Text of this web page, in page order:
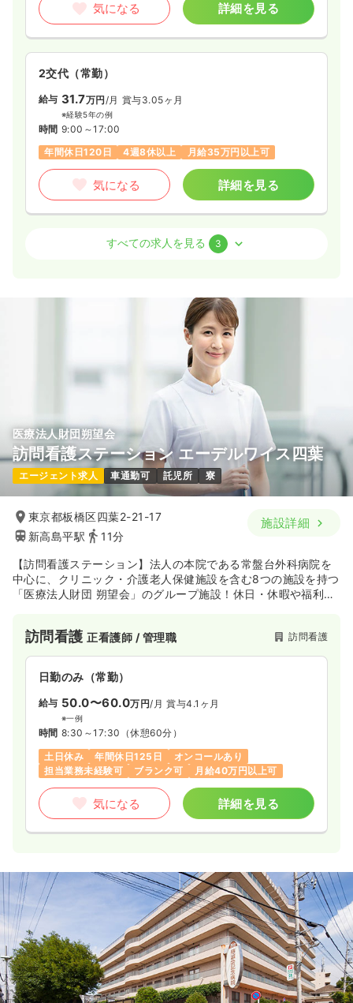
2交代（常勤） 一時募集休止
給与 28.4〜43.5
※一例
8:30～17:30
ブランク可
第二新卒可
気になる 詳細を見る
気になる 詳細を見る
2交代（常勤）
給与 31.7万円 /月 賞与3.05ヶ月
※経験5年の例
時間 9:00～17:00
年間休日120日
4週8休以上 月給35万円以上可
気になる 詳細を見る
オペ室(手術室)正・准看護師
月給23万円以上可
気になる 詳細を見る
内視鏡正・准看護師 精神科病院
日勤のみ（常勤） 一時募集休止
給与 23.6万円/月 賞与3.2ヶ月
※経験4年の例
時間 7:30～15:30
土日祝休み
年間休日120日 月給23万円以上可
気になる 詳細を見る
介護・福祉系
24.1
※経験4年の例
土日祝休み
年間休日120日 月給24万円以上可
気になる 詳細を見る
すべての求人を見る 3
医療法人財団朔望会
訪問看護ステーション エーデルワイス四葉
エージェント求人 車通勤可 託児所 寮
東京都板橋区四葉2-21-17
新高島平駅
11分
施設詳細
【訪問看護ステーション】法人の本院である常盤台外科病院を
中心に、クリニック・介護老人保健施設を含む8つの施設を持つ
「医療法人財団 朔望会」のグループ施設！休日・休暇や福利厚
訪問看護正看護師 / 管理職 訪問看護
日勤のみ（常勤）
給与 50.0〜60.0万円/月 賞与4.1ヶ月
※一例
時間 8:30～17:30 （休憩60分）
土日休み
年間休日125日
オンコールあり
担当業務未経験可
ブランク可 月給40万円以上可
気になる 詳細を見る